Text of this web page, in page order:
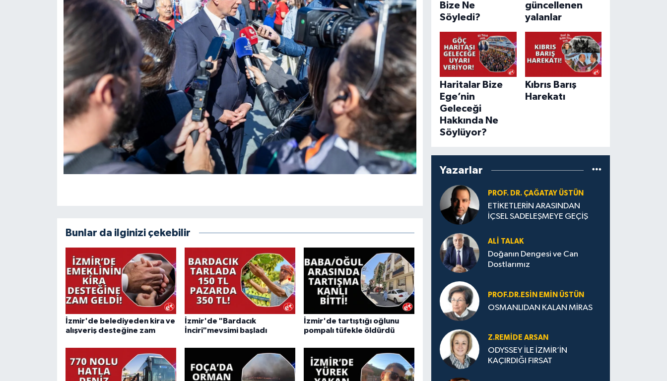
Bunlar da ilginizi çekebilir
İzmir'de belediyeden kira ve
alışveriş desteğine zam
İzmir'de "Bardacık
İnciri"mevsimi başladı
İzmir'de tartıştığı oğlunu
pompalı tüfekle öldürdü
Bize Ne
Söyledi?
güncellenen
yalanlar
Haritalar Bize
Ege’nin
Geleceği
Hakkında Ne
Söylüyor?
Kıbrıs Barış
Harekatı
Yazarlar
PROF. DR. ÇAĞATAY ÜSTÜN
ETİKETLERİN ARASINDAN
İÇSEL SADELEŞMEYE GEÇİŞ
ALI TALAK
Doğanın Dengesi ve Can
Dostlarımız
PROF.DR.ESIN EMIN ÜSTÜN
OSMANLIDAN KALAN MİRAS
Z.REMIDE ARSAN
ODYSSEY İLE İZMİR’İN
KAÇIRDIĞI FIRSAT